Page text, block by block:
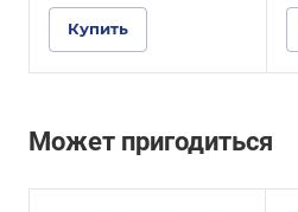
Купить
Может пригодиться